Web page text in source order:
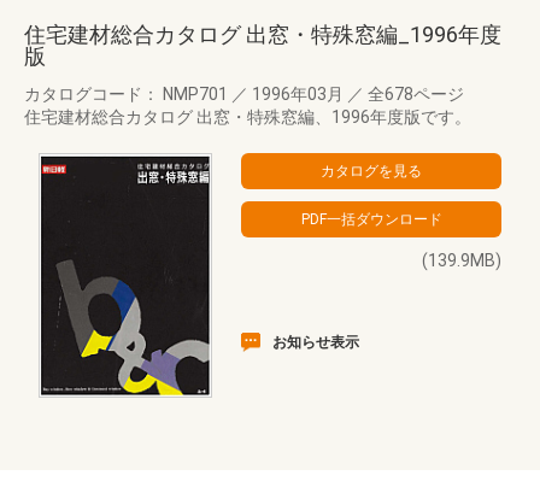
住宅建材総合カタログ 出窓・特殊窓編_1996年度
版
カタログコード： NMP701 ／ 1996年03月 ／ 全678ページ
住宅建材総合カタログ 出窓・特殊窓編、1996年度版です。
(139.9MB)
お知らせ表示